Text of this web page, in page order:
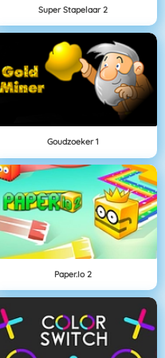
Super Stapelaar 2
Goudzoeker 1
Paper.io 2